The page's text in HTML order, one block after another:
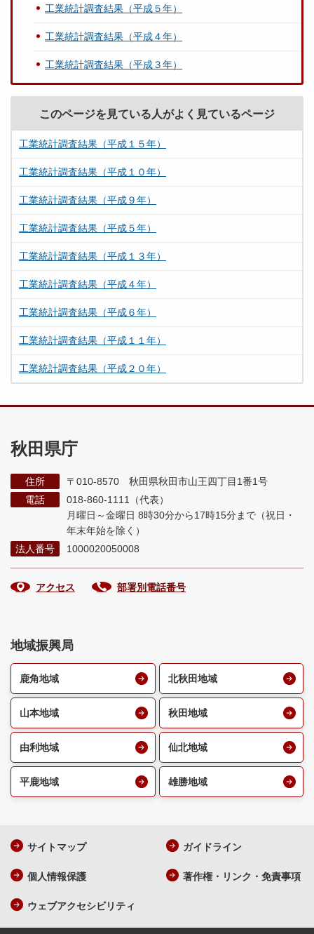
工業統計調査結果（平成５年）
工業統計調査結果（平成４年）
工業統計調査結果（平成３年）
このページを見ている人がよく見ているページ
工業統計調査結果（平成１５年）
工業統計調査結果（平成１０年）
工業統計調査結果（平成９年）
工業統計調査結果（平成５年）
工業統計調査結果（平成１３年）
工業統計調査結果（平成４年）
工業統計調査結果（平成６年）
工業統計調査結果（平成１１年）
工業統計調査結果（平成２０年）
秋田県庁
住所
〒010-8570 秋田県秋田市山王四丁目1番1号
電話
018-860-1111（代表）
月曜日～金曜日 8時30分から17時15分まで （祝日・
年末年始を除く）
法人番号
1000020050008
アクセス 部署別電話番号
地域振興局
鹿角地域 北秋田地域
山本地域 秋田地域
由利地域 仙北地域
平鹿地域 雄勝地域
サイトマップ ガイドライン
個人情報保護 著作権・リンク・免責事項
ウェブアクセシビリティ